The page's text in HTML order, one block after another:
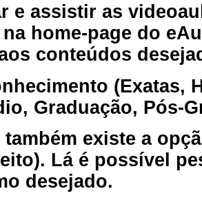
e assistir as
home-page do
conteúdos
(Exatas,
Graduação, Pós-
existe a
Lá é possível
desejado.